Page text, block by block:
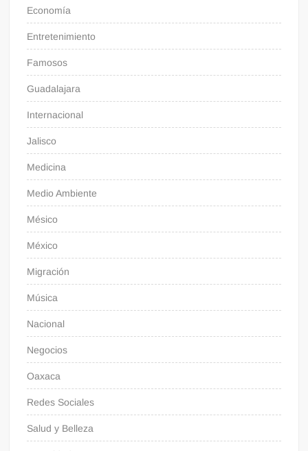
Economía
Entretenimiento
Famosos
Guadalajara
Internacional
Jalisco
Medicina
Medio Ambiente
Mésico
México
Migración
Música
Nacional
Negocios
Oaxaca
Redes Sociales
Salud y Belleza